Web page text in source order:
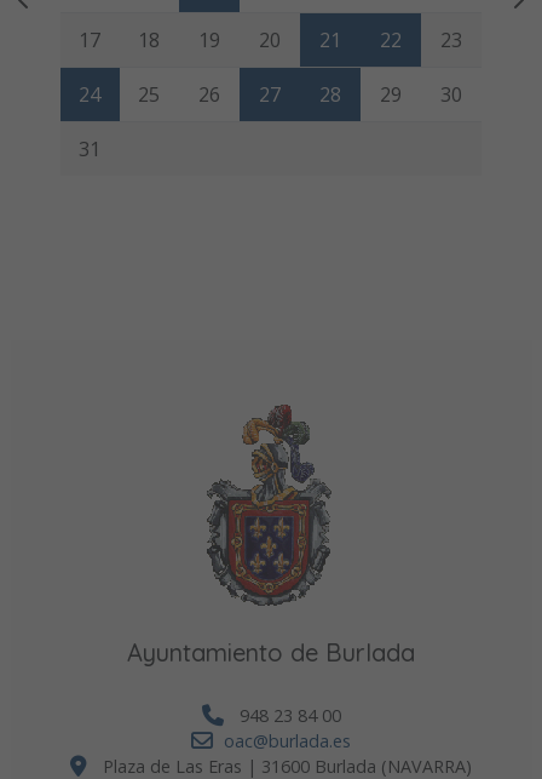
17 18 19 20 21 22 23
24 25 26 27 28 29 30
31
Ayuntamiento de Burlada
948 23 84 00
oac@burlada.es
Plaza de Las Eras | 31600 Burlada (NAVARRA)